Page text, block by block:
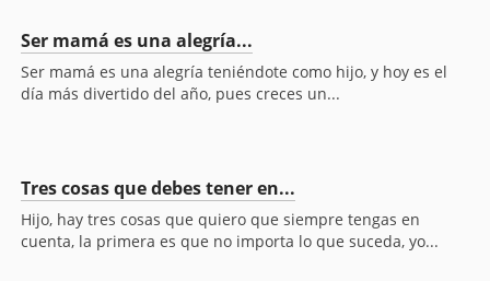
Ser mamá es una alegría...
Ser mamá es una alegría teniéndote como hijo, y hoy es el
día más divertido del año, pues creces un...
Tres cosas que debes tener en...
Hijo, hay tres cosas que quiero que siempre tengas en
cuenta, la primera es que no importa lo que suceda, yo...